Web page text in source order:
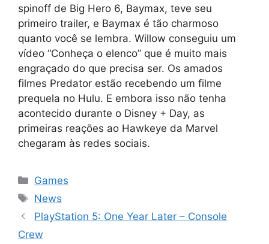
spinoff de Big Hero 6, Baymax, teve seu
primeiro trailer, e Baymax é tão charmoso
quanto você se lembra. Willow conseguiu um
vídeo “Conheça o elenco” que é muito mais
engraçado do que precisa ser. Os amados
filmes Predator estão recebendo um filme
prequela no Hulu. E embora isso não tenha
acontecido durante o Disney + Day, as
primeiras reações ao Hawkeye da Marvel
chegaram às redes sociais.
Categorias
Games
Tags
News
PlayStation 5: One Year Later – Console
Crew